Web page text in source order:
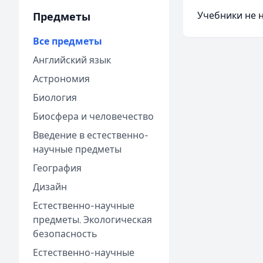
Предметы
Все предметы
Английский язык
Астрономия
Биология
Биосфера и человечество
Введение в естественно-
научные предметы
География
Дизайн
Естественно-научные
предметы. Экологическая
безопасность
Естественно-научные
Учебники не